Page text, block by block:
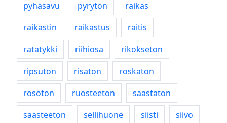
pyhäsavu
pyrytön
raikas
raikastin
raikastus
raitis
ratatykki
riihiosa
rikokseton
ripsuton
risaton
roskaton
rosoton
ruosteeton
saastaton
saasteeton
sellihuone siisti
siivo